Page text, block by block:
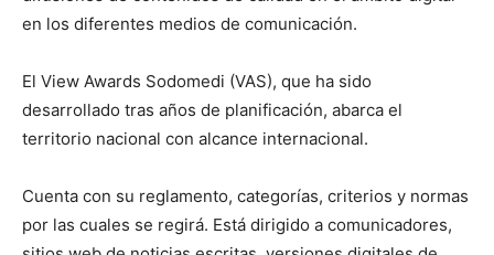
en los diferentes medios de comunicación.
El View Awards Sodomedi (VAS), que ha sido
desarrollado tras años de planificación, abarca el
territorio nacional con alcance internacional.
Cuenta con su reglamento, categorías, criterios y normas
por las cuales se regirá. Está dirigido a comunicadores,